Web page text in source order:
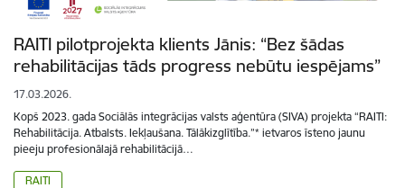
RAITI pilotprojekta klients Jānis: “Bez šādas
rehabilitācijas tāds progress nebūtu iespējams”
17.03.2026.
Kopš 2023. gada Sociālās integrācijas valsts aģentūra (SIVA) projekta “RAITI:
Rehabilitācija. Atbalsts. Iekļaušana. Tālākizglītība.”* ietvaros īsteno jaunu
pieeju profesionālajā rehabilitācijā…
RAITI